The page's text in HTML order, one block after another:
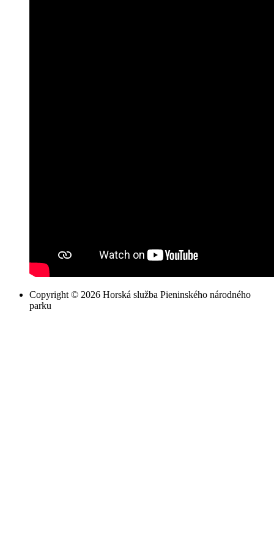
Copyright © 2026 Horská služba Pieninského národného
parku